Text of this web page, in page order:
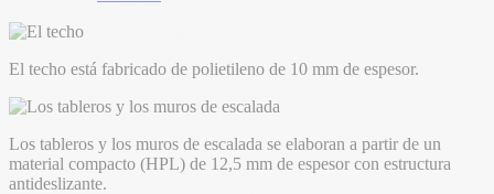
El techo está fabricado de polietileno de 10 mm de espesor.
Los tableros y los muros de escalada se elaboran a partir de un
material compacto (HPL) de 12,5 mm de espesor con estructura
antideslizante.